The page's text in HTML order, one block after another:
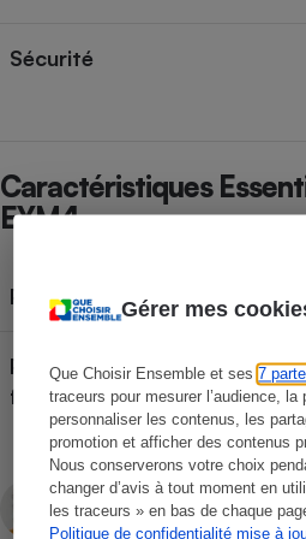
Gérer mes
Que Choisir Ensemble et ses7
traceurs pour mesurer l’audience, la
personnaliser les contenus, les
promotion et afficher des contenus
Nous conserverons votre choix
changer d’avis à tout moment en
les traceurs » en bas de chaque
Politique de confidentialité mise à
Sécurité
Caractéristiques
EYM4
Pots de yaourt fournis
Pots pour fromage blanc
fournis
Gabrielle Théry
Rédactrice technique